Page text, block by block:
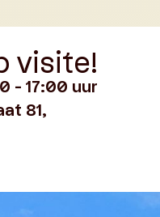
visite!
- 17:00 uur
81,